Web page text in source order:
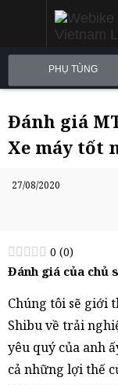
PHỤ TÙNG
Đánh giá
Xe máy tốt
27/08/2020
0 (0)
Đánh giá của chủ
Chúng tôi sẽ giới
Shibu về trải
yêu quý của anh
cả những lợi thế